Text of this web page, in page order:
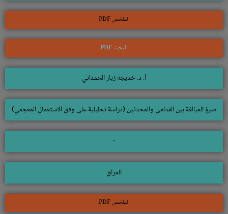
الملخص PDF
البحث PDF
أ. د. خديجة زبار الحمداني
صيغ المبالغة بين القدامى والمحدثين (دراسة تحليلية على وفق الاستعمال المعجمي)
-
العراق
الملخص PDF